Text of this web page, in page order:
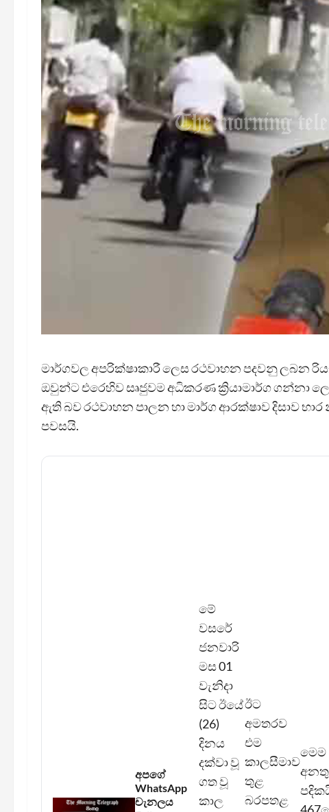
මාර්ගවල අපරික්ෂාකාරී ලෙස රථවාහන පදවනු ලබන
ඔවුන්ට එරෙහිව සෘජුවම අධිකරණ ක්‍රියාමාර්ග ගන්නා
ඇති බව රථවාහන පාලන හා මාර්ග ආරක්ෂාව දිසාව
පවසයි.
අපගේ
WhatsApp
චැනලය
මේ
වසරේ
ජනවාරි
මස 01
වැනිදා
සිට ඊයේ
(26)
දිනය
දක්වා වූ
ගත වූ
කාල
ඊට
අමතරව
එම
කාලසීමාව
තුළ
බරපතළ
මෙම